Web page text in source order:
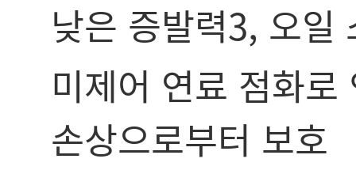
낮은 증발력3, 오일
미제어 연료 점화
손상으로부터 보호